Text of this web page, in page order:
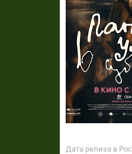
Дата релиза в